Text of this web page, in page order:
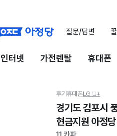
질문/답변
인터넷 가전렌탈 휴대폰
후기휴대폰LG U+
경기도 김포시
현금지원 아정